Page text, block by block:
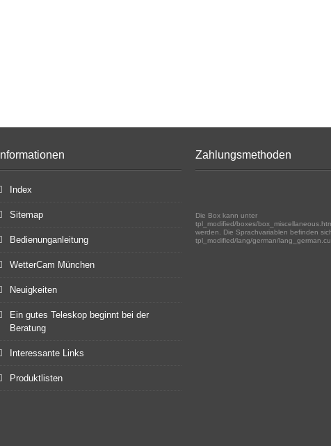
Informationen
Index
Sitemap
Bedienunganleitung
WetterCam München
Neuigkeiten
Ein gutes Teleskop beginnt bei der
Beratung
Interessante Links
Produktlisten
Zahlungsmethoden
Die Box kann unter
tpl_modified/boxes/
werden. Die Sprachvariablen befinden
tpl_modified/lang/german/